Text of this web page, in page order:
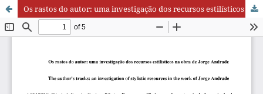
Os rastos do autor: uma investigação dos recursos estilísticos na obra de Jorge Andrade